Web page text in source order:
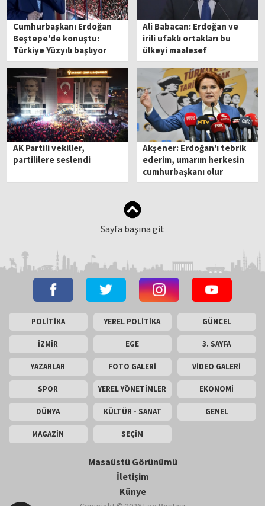
Cumhurbaşkanı Erdoğan
Beştepe'de konuştu:
Türkiye Yüzyılı başlıyor
Ali Babacan: Erdoğan ve
irili ufaklı ortakları bu
ülkeyi maalesef
yönetemeyecek
AK Partili vekiller,
partililere seslendi
Akşener: Erdoğan'ı tebrik
ederim, umarım herkesin
cumhurbaşkanı olur
Sayfa başına git
POLİTİKA YEREL POLİTİKA GÜNCEL
İZMİR EGE 3. SAYFA
YAZARLAR FOTO GALERİ VİDEO GALERİ
SPOR YEREL YÖNETİMLER EKONOMİ
DÜNYA KÜLTÜR - SANAT GENEL
MAGAZİN SEÇİM
Masaüstü Görünümü
İletişim
Künye